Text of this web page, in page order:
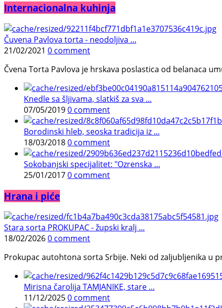
Internacionalna kuhinja
Čuvena Pavlova torta - neodoljiva ...
21/02/2021 0 comment
Čvena Torta Pavlova je hrskava poslastica od belanaca
Knedle sa šljivama, slatkiš za sva ...
07/05/20190 comment
Borodinski hleb, seoska tradicija iz ...
18/03/20180 comment
Sokobanjski specijalitet: "Ozrenska ...
25/01/20170 comment
Hrana i piće
Stara sorta PROKUPAC - župski kralj ...
18/02/20260 comment
Prokupac autohtona sorta Srbije. Neki od zaljubljenika u
Mirisna čarolija TAMJANIKE, stare ...
11/12/20250 comment